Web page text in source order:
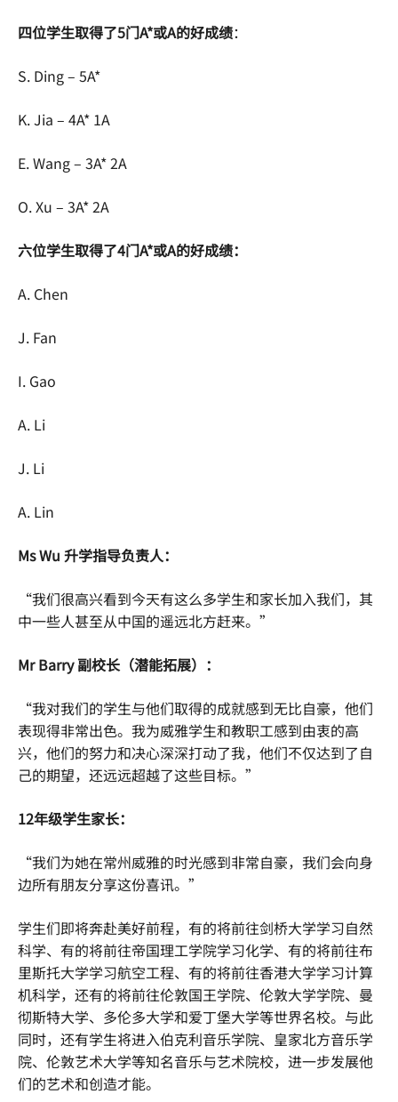
四位学生取得了5门A*或A的好成绩：
S. Ding – 5A*
K. Jia – 4A* 1A
E. Wang – 3A* 2A
O. Xu – 3A* 2A
六位学生取得了4门A*或A的好成绩：
A. Chen
J. Fan
I. Gao
A. Li
J. Li
A. Lin
Ms Wu 升学指导负责人：
“我们很高兴看到今天有这么多学生和家长加入我们，其
中一些人甚至从中国的遥远北方赶来。”
Mr Barry 副校长（潜能拓展）：
“我对我们的学生与他们取得的成就感到无比自豪，他们
表现得非常出色。我为威雅学生和教职工感到由衷的高
兴，他们的努力和决心深深打动了我，他们不仅达到了自
己的期望，还远远超越了这些目标。”
12年级学生家长：
“我们为她在常州威雅的时光感到非常自豪，我们会向身
边所有朋友分享这份喜讯。”
学生们即将奔赴美好前程，有的将前往剑桥大学学习自然
科学、有的将前往帝国理工学院学习化学、有的将前往布
里斯托大学学习航空工程、有的将前往香港大学学习计算
机科学，还有的将前往伦敦国王学院、伦敦大学学院、曼
彻斯特大学、多伦多大学和爱丁堡大学等世界名校。与此
同时，还有学生将进入伯克利音乐学院、皇家北方音乐学
院、伦敦艺术大学等知名音乐与艺术院校，进一步发展他
们的艺术和创造才能。